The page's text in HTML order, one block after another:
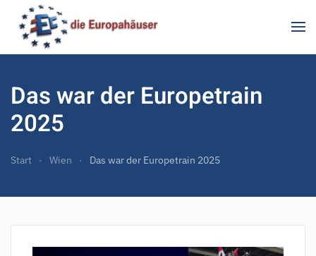
Zum Hauptinhalt springen
Das war der Europetrain
2025
Start Wien Das war der Europetrain 2025